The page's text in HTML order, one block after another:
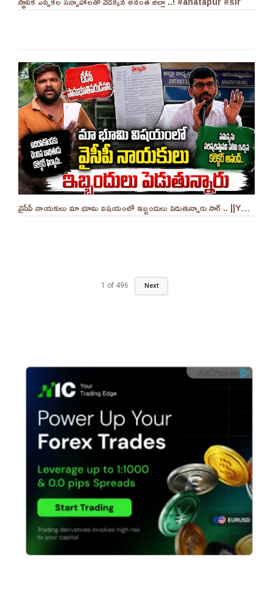
వైసీపీ నాయకులు మా భూమి విషయంలో ఇబ్బందులు పెడుతున్నారు సార్ .. ||YES 9TV
1 of 496 Next